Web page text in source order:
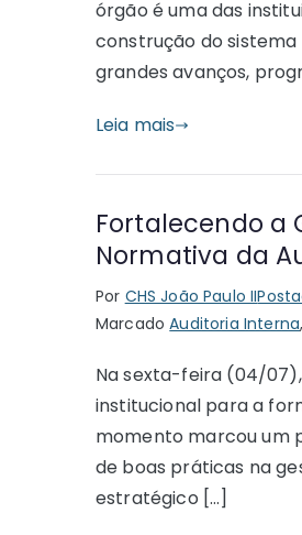
órgão é uma das
construção do
grandes avanços,
Leia mais
Fortalecendo a
Normativa da
Por CHS João Paulo II
MarcadoAuditoria Interna
Na sexta-feira (04/
institucional para a
momento marcou um
de boas práticas na
estratégico […]